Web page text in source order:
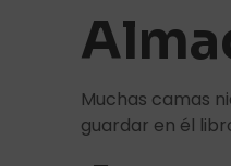
Muchas camas
guardar en él